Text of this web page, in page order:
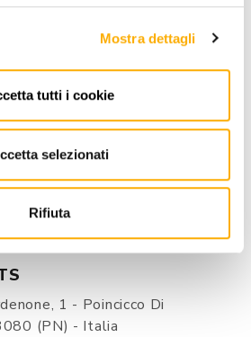
Mostra dettagli
tutti i cookie
selezionati
Rifiuta
1 - Poincicco Di
(PN) - Italia